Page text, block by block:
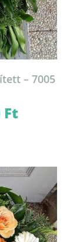
– 7005
Ft20.500 Ft